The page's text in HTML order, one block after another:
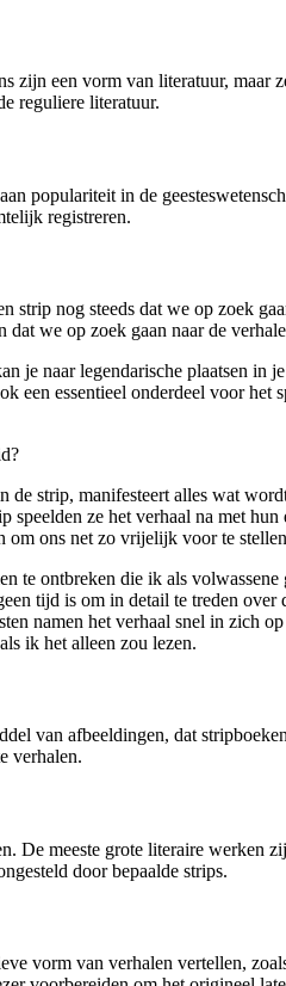
een vorm van literatuur, maar
reguliere literatuur.
populariteit in de
registreren.
nog steeds dat we op zoek
we op zoek gaan naar de
naar legendarische plaatsen in
essentieel onderdeel voor het
strip, manifesteert alles wat
ze het verhaal na met
ons net zo vrijelijk voor te
te ontbreken die ik als
tijd is om in detail te treden
namen het verhaal snel in zich
ik het alleen zou lezen.
van afbeeldingen, dat
verhalen.
De meeste grote literaire werken
door bepaalde strips.
vorm van verhalen vertellen,